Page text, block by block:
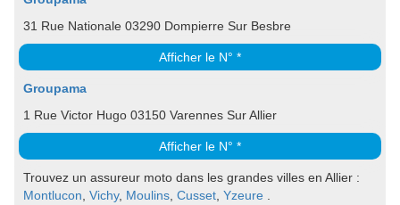
31 Rue Nationale 03290 Dompierre Sur Besbre
Afficher le N° *
Groupama
1 Rue Victor Hugo 03150 Varennes Sur Allier
Afficher le N° *
Trouvez un assureur moto dans les grandes villes en Allier :
Montlucon Vichy, Moulins Cusset Yzeure